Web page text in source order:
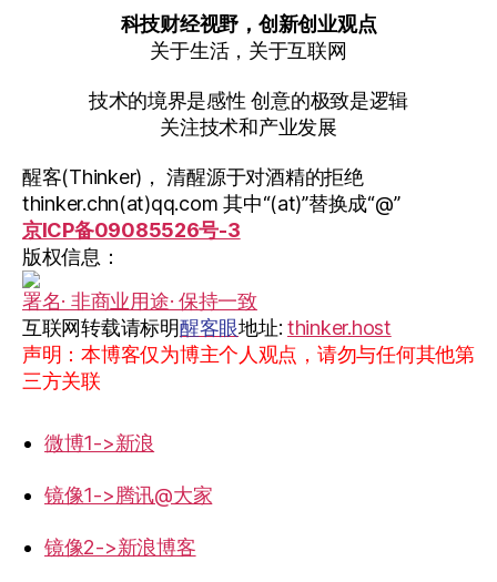
科技财经视野，创新创业观点
关于生活，关于互联网
技术的境界是感性 创意的极致是逻辑
关注技术和产业发展
醒客(Thinker)， 清醒源于对酒精的拒绝
thinker.chn(at)qq.com 其中“(at)”替换成“@”
京ICP备09085526号-3
版权信息：
署名· 非商业用途· 保持一致
互联网转载请标明醒客眼地址: thinker.host
声明：本博客仅为博主个人观点，请勿与任何其他第
三方关联
微博1->新浪
镜像1->腾讯@大家
镜像2->新浪博客